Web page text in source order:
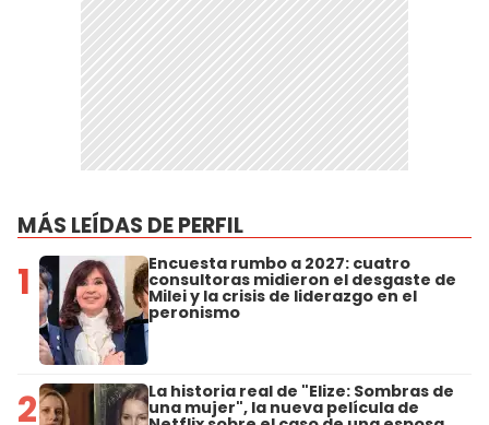
MÁS LEÍDAS DE PERFIL
1 Encuesta rumbo a 2027: cuatro
consultoras midieron el desgaste de
Milei y la crisis de liderazgo en el
peronismo
2 La historia real de "Elize: Sombras de
una mujer", la nueva película de